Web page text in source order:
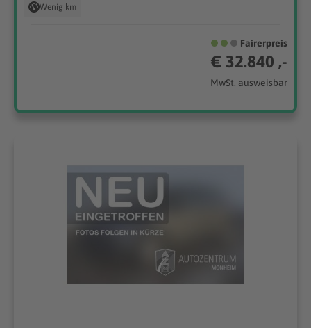
Wenig km
Fairerpreis
€ 32.840 ,-
MwSt. ausweisbar